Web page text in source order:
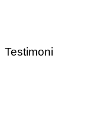
Testimoni